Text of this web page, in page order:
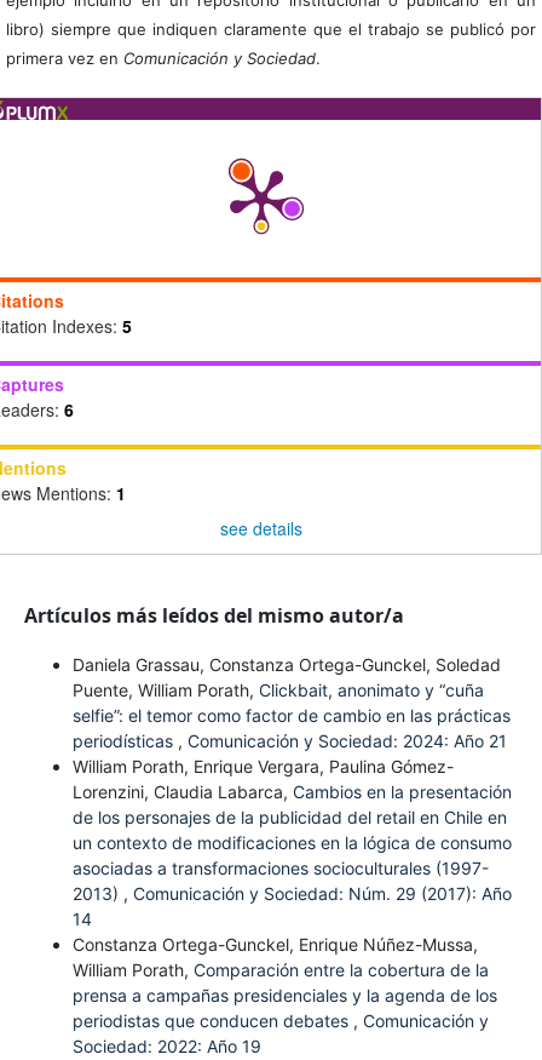
libro) siempre que indiquen claramente que el trabajo se publicó por
primera vez en Comunicación y Sociedad.
Indexes: 5
6
Mentions: 1
see details
Artículos más leídos del mismo autor/a
Daniela Grassau, Constanza Ortega-Gunckel, Soledad
Puente, William Porath, Clickbait, anonimato y “cuña
selfie”: el temor como factor de cambio en las prácticas
periodísticas , Comunicación y Sociedad: 2024: Año 21
William Porath, Enrique Vergara, Paulina Gómez-
Lorenzini, Claudia Labarca, Cambios en la presentación
de los personajes de la publicidad del retail en Chile en
un contexto de modificaciones en la lógica de consumo
asociadas a transformaciones socioculturales (1997-
2013) , Comunicación y Sociedad: Núm. 29 (2017): Año
14
Constanza Ortega-Gunckel, Enrique Núñez-Mussa,
William Porath, Comparación entre la cobertura de la
prensa a campañas presidenciales y la agenda de los
periodistas que conducen debates , Comunicación y
Sociedad: 2022: Año 19